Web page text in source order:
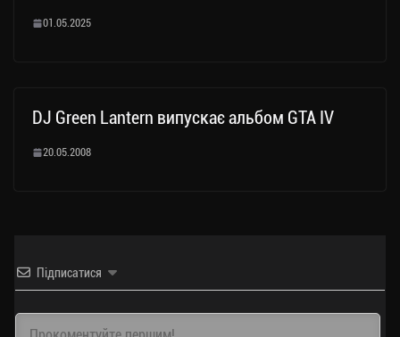
01.05.2025
DJ Green Lantern випускає альбом GTA IV
20.05.2008
Підписатися